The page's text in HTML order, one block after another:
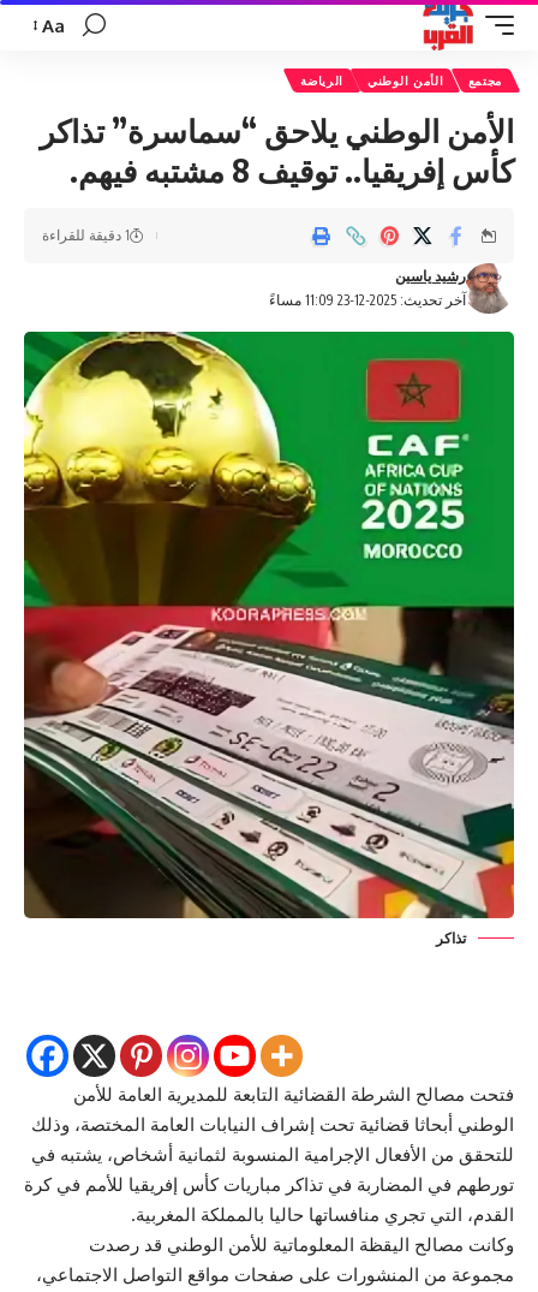
تغيير
Aa
مجتمع الأمن الوطني الرياضة
الأمن الوطني يلاحق “سماسرة” تذاكر
كأس إفريقيا.. توقيف 8 مشتبه فيهم.
آخر تحديث: 2025-12-23 11:09 مساءً
رشيد ياسين
1 دقيقة للقراءة
تذاكر
فتحت مصالح الشرطة القضائية التابعة للمديرية العامة للأمن
الوطني أبحاثا قضائية تحت إشراف النيابات العامة المختصة، وذلك
للتحقق من الأفعال الإجرامية المنسوبة لثمانية أشخاص، يشتبه في
تورطهم في المضاربة في تذاكر مباريات كأس إفريقيا للأمم في كرة
القدم، التي تجري منافساتها حاليا بالمملكة المغربية.
وكانت مصالح اليقظة المعلوماتية للأمن الوطني قد رصدت
مجموعة من المنشورات على صفحات مواقع التواصل الاجتماعي،